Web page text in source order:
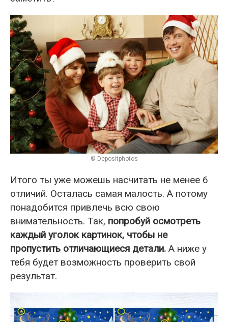
© Depositphotos
Итого ты уже можешь насчитать не менее 6
отличий. Осталась самая малость. А потому
понадобится привлечь всю свою
внимательность. Так, попробуй осмотреть
каждый уголок картинок, чтобы не
пропустить отличающиеся детали. А ниже у
тебя будет возможность проверить свой
результат.